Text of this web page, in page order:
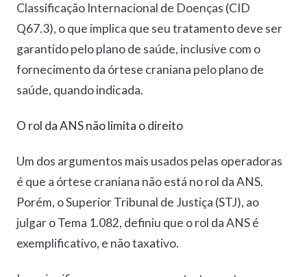
Classificação Internacional de Doenças (CID
Q67.3), o que implica que seu tratamento deve ser
garantido pelo plano de saúde, inclusive com o
fornecimento da órtese craniana pelo plano de
saúde, quando indicada.
O rol da ANS não limita o direito
Um dos argumentos mais usados pelas operadoras
é que a órtese craniana não está no rol da ANS.
Porém, o Superior Tribunal de Justiça (STJ), ao
julgar o Tema 1.082, definiu que o rol da ANS é
exemplificativo, e não taxativo.